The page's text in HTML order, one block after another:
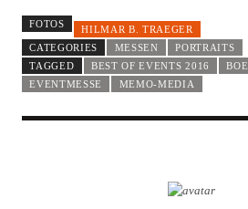
FOTOS
HILMAR B. TRAEGER
CATEGORIES
MESSEN
PORTRAITS
TAGGED
BEST OF EVENTS 2016 BOE
EVENTMESSE
MEMO-MEDIA